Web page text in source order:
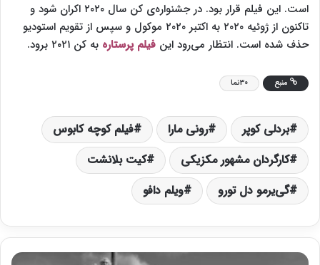
است. این فیلم قرار بود. در جشنواره‌ی کن سال ۲۰۲۰ اکران شود و
تاکنون از ژوئیه ۲۰۲۰ به اکتبر ۲۰۲۰ موکول و سپس از تقویم استودیو
حذف شده است. انتظار می‌رود این فیلم پرستاره به کن ۲۰۲۱ برود.
منبع 30نما
بردلی کوپر رونی مارا
فیلم کوچه کابوس
کارگردان مشهور مکزیکی
کیت بلانشت
گی‌یرمو دل تورو
ویلم دافو
گ